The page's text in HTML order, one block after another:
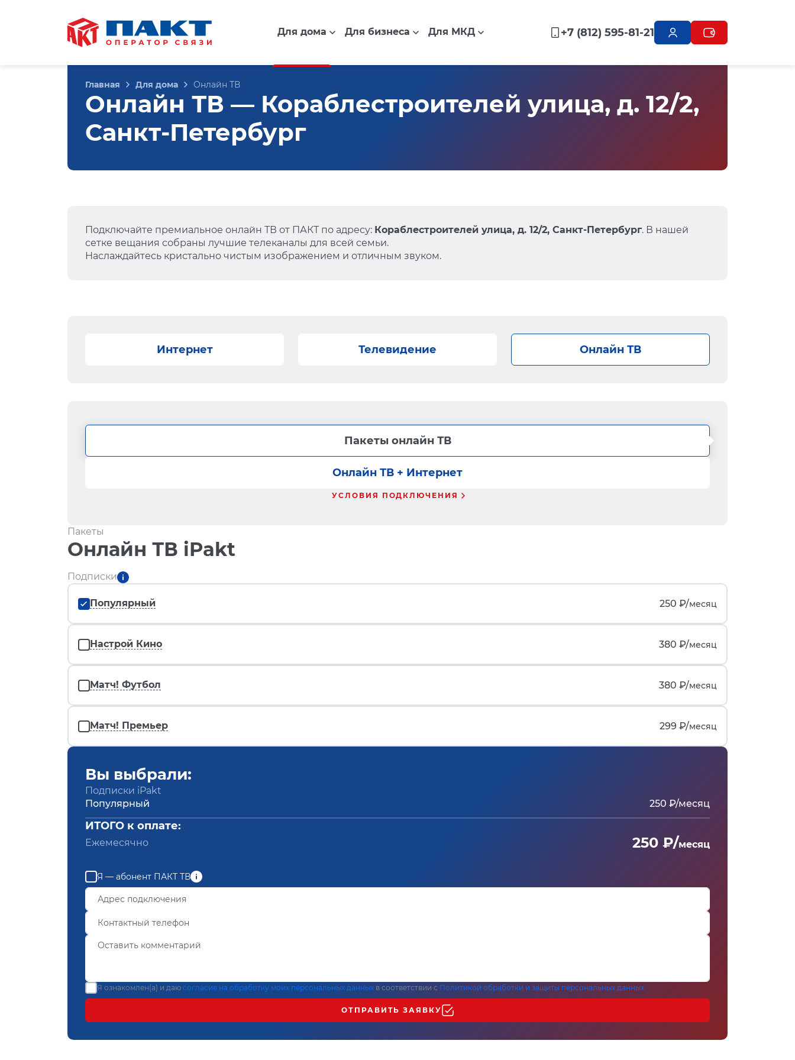
Для дома Для бизнеса Для МКД +7 (812) 595-81-21
Главная Для дома Онлайн ТВ
Онлайн ТВ — Кораблестроителей улица, д. 12/2,
Санкт-Петербург
Подключайте премиальное онлайн ТВ от ПАКТ по адресу: Кораблестроителей улица, д. 12/2, Санкт-Петербург. В нашей
сетке вещания собраны лучшие телеканалы для всей семьи.
Наслаждайтесь кристально чистым изображением и отличным звуком.
Интернет Телевидение Онлайн ТВ
Пакеты онлайн ТВ
Онлайн ТВ + Интернет
УСЛОВИЯ ПОДКЛЮЧЕНИЯ
Пакеты
Онлайн ТВ iPakt
Подписки
Популярный 250 ₽/месяц
Настрой Кино 380 ₽/месяц
Матч! Футбол 380 ₽/месяц
Матч! Премьер 299 ₽/месяц
Вы выбрали:
Подписки iPakt
Популярный
250 ₽/месяц
ИТОГО к оплате:
Ежемесячно 250 ₽/месяц
Я — абонент ПАКТ ТВ
Я ознакомлен(а) и даю согласие на обработку моих персональных данных в соответствии с Политикой обработки и защиты персональных данных
ОТПРАВИТЬ ЗАЯВКУ